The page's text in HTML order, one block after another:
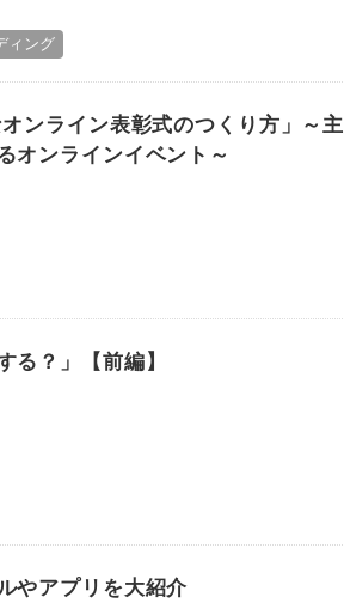
ィング
ンライン表彰式のつくり方」～主
オンラインイベント～
る？」【前編】
やアプリを大紹介